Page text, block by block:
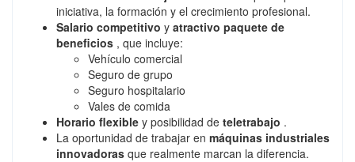
iniciativa, la formación y el crecimiento profesional.
Salario competitivo y atractivo paquete de
beneficios , que incluye:
Vehículo comercial
Seguro de grupo
Seguro hospitalario
Vales de comida
Horario flexible y posibilidad de teletrabajo .
La oportunidad de trabajar en máquinas industriales
innovadoras que realmente marcan la diferencia.